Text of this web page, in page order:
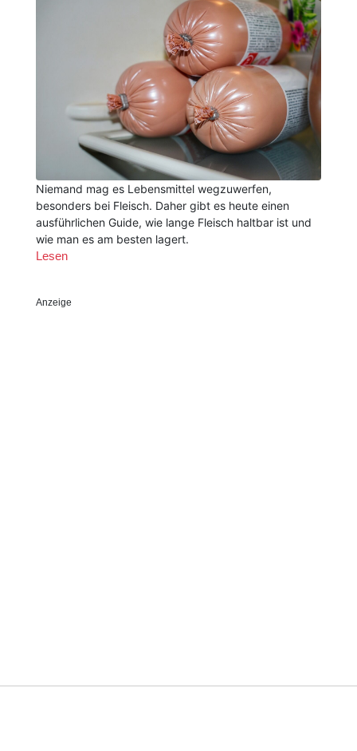
Niemand mag es Lebensmittel wegzuwerfen,
besonders bei Fleisch. Daher gibt es heute einen
ausführlichen Guide, wie lange Fleisch haltbar ist und
wie man es am besten lagert.
Lesen
Anzeige